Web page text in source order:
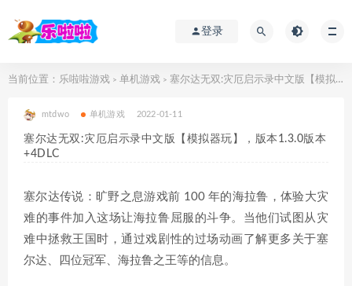
登录
当前位置： 乐啦啦游戏 > 单机游戏 > 塞尔达无双:灾厄启示录中文版【模拟器玩】，版本1.3.0版本+4DLC
mtdwo 单机游戏 2022-01-11
塞尔达无双:灾厄启示录中文版【模拟器玩】，版本1.3.0版本
+4DLC
塞尔达传说：旷野之息游戏前 100 年的海拉鲁，体验大灾
难的事件加入这场让海拉鲁屈服的斗争。当他们试图从灾
难中拯救王国时，通过戏剧性的过场动画了解更多关于塞
尔达、四位冠军、海拉鲁之王等的信息。